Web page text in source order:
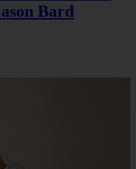
Bard